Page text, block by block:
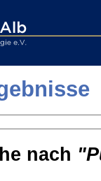
nach